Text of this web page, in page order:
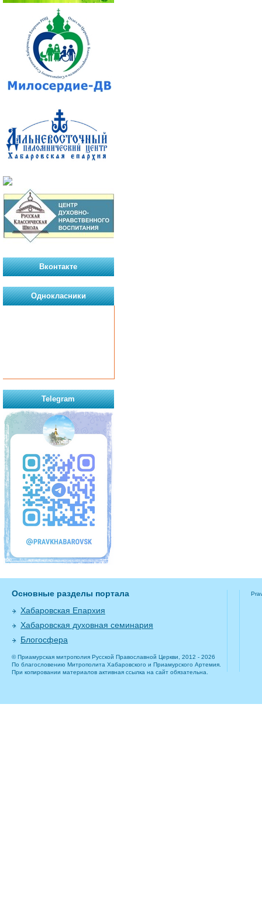
Вконтакте
Однокласники
Telegram
Основные разделы портала
Хабаровская Епархия
Хабаровская духовная семинария
Блогосфера
© Приамурская митрополия Русской Православной Церкви, 2012 - 2026
По благословению Митрополита Хабаровского и Приамурского Артемия.
При копировании материалов активная ссылка на сайт обязательна.